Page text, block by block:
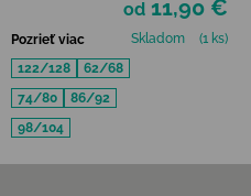
od 11,90 €
Pozrieť viac Skladom
(1 ks)
122/128
62/68
74/80
86/92
98/104